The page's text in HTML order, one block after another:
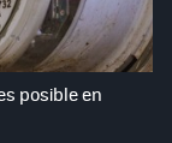
posible en